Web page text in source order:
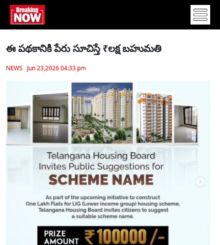
ఈ పథకానికి పేరు సూచిస్తే ₹లక్ష బహుమతి
NEWS Jun 23,2026 04:33 pm